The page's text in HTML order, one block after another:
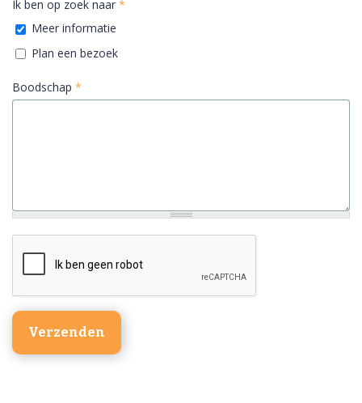
Ik ben op zoek naar *
Meer informatie
Plan een bezoek
Boodschap *